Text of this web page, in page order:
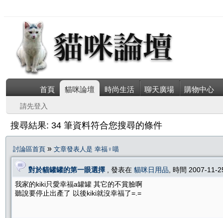
首頁 貓咪論壇 時尚生活 聊天廣場 購物中心
請先登入
搜尋結果: 34 筆資料符合您搜尋的條件
討論區首頁 » 文章發表人是 幸福♀喵
對於貓罐罐的第一眼選擇 , 發表在 貓咪日用品 , 時間 2007-11-
我家的kiki只愛幸福a罐罐 其它的不賞臉啊
聽說要停止出產了 以後kiki就沒幸福了=.=